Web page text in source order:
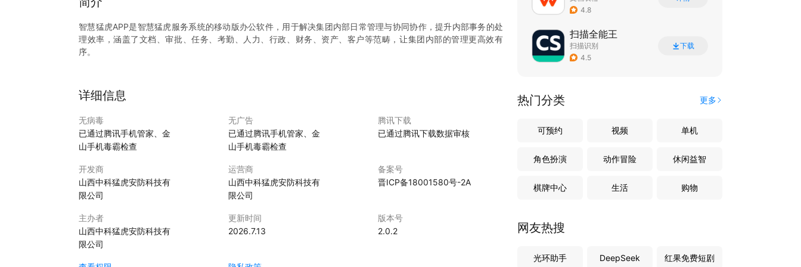
智慧猛虎APP是智慧猛虎服务系统的移动版办公软件，用于解决集团内部日常管理与协同协作，提升内部事务的处
理效率，涵盖了文档、审批、任务、考勤、人力、行政、财务、资产、客户等范畴，让集团内部的管理更高效有
序。
详细信息
无病毒
已通过腾讯手机管家、金
山手机毒霸检查
无广告
已通过腾讯手机管家、金
山手机毒霸检查
腾讯下载
已通过腾讯下载数据审核
开发商
山西中科猛虎安防科技有
限公司
运营商
山西中科猛虎安防科技有
限公司
备案号
晋ICP备18001580号-2A
主办者
山西中科猛虎安防科技有
限公司
更新时间
2026.7.13
版本号
2.0.2
4.8
扫描全能王
扫描识别
4.5
下载
热门分类 更多
可预约 视频 单机
角色扮演 动作冒险 休闲益智
棋牌中心 生活 购物
网友热搜
光环助手 DeepSeek 红果免费短剧